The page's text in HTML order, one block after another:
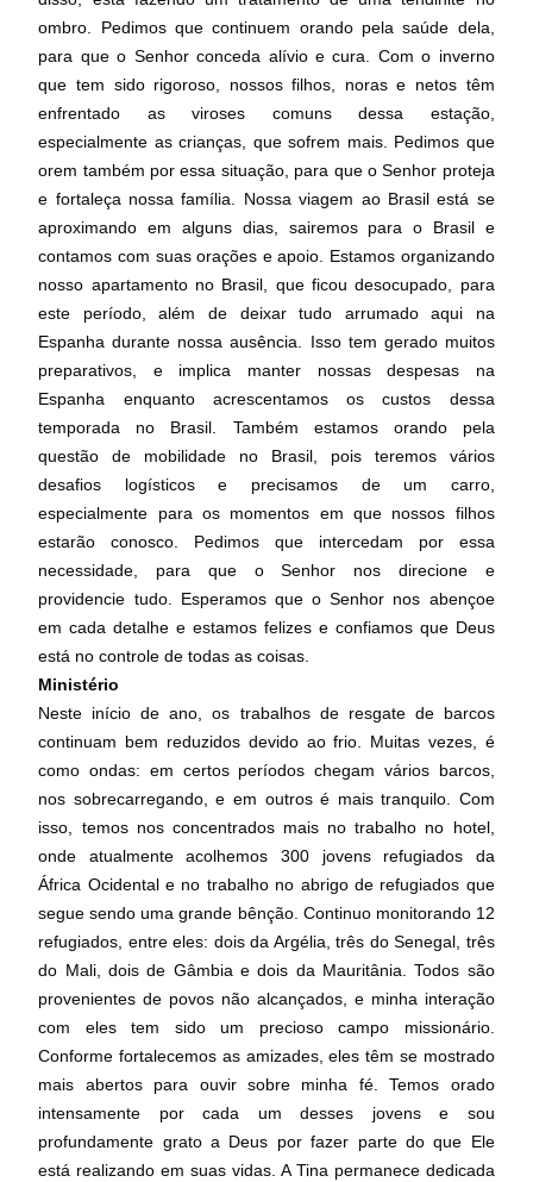
ombro. Pedimos que continuem orando pela saúde dela,
para que o Senhor conceda alívio e cura. Com o inverno
que tem sido rigoroso, nossos filhos, noras e netos têm
enfrentado as viroses comuns dessa estação,
especialmente as crianças, que sofrem mais. Pedimos que
orem também por essa situação, para que o Senhor proteja
e fortaleça nossa família. Nossa viagem ao Brasil está se
aproximando em alguns dias, sairemos para o Brasil e
contamos com suas orações e apoio. Estamos organizando
nosso apartamento no Brasil, que ficou desocupado, para
este período, além de deixar tudo arrumado aqui na
Espanha durante nossa ausência. Isso tem gerado muitos
preparativos, e implica manter nossas despesas na
Espanha enquanto acrescentamos os custos dessa
temporada no Brasil. Também estamos orando pela
questão de mobilidade no Brasil, pois teremos vários
desafios logísticos e precisamos de um carro,
especialmente para os momentos em que nossos filhos
estarão conosco. Pedimos que intercedam por essa
necessidade, para que o Senhor nos direcione e
providencie tudo. Esperamos que o Senhor nos abençoe
em cada detalhe e estamos felizes e confiamos que Deus
está no controle de todas as coisas.
Ministério
Neste início de ano, os trabalhos de resgate de barcos
continuam bem reduzidos devido ao frio. Muitas vezes, é
como ondas: em certos períodos chegam vários barcos,
nos sobrecarregando, e em outros é mais tranquilo. Com
isso, temos nos concentrados mais no trabalho no hotel,
onde atualmente acolhemos 300 jovens refugiados da
África Ocidental e no trabalho no abrigo de refugiados que
segue sendo uma grande bênção. Continuo monitorando 12
refugiados, entre eles: dois da Argélia, três do Senegal, três
do Mali, dois de Gâmbia e dois da Mauritânia. Todos são
provenientes de povos não alcançados, e minha interação
com eles tem sido um precioso campo missionário.
Conforme fortalecemos as amizades, eles têm se mostrado
mais abertos para ouvir sobre minha fé. Temos orado
intensamente por cada um desses jovens e sou
profundamente grato a Deus por fazer parte do que Ele
está realizando em suas vidas. A Tina permanece dedicada